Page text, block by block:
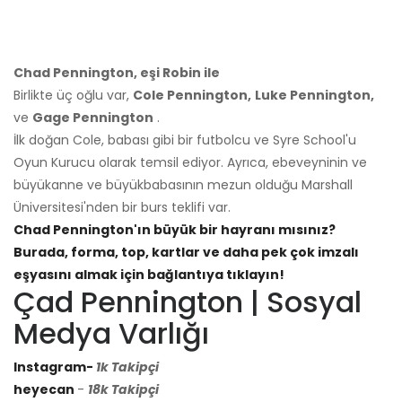
Chad Pennington, eşi Robin ile
Birlikte üç oğlu var, Cole Pennington, Luke Pennington,
ve Gage Pennington .
İlk doğan Cole, babası gibi bir futbolcu ve Syre School'u
Oyun Kurucu olarak temsil ediyor. Ayrıca, ebeveyninin ve
büyükanne ve büyükbabasının mezun olduğu Marshall
Üniversitesi'nden bir burs teklifi var.
Chad Pennington'ın büyük bir hayranı mısınız?
Burada, forma, top, kartlar ve daha pek çok imzalı
eşyasını almak için bağlantıya tıklayın!
Çad Pennington | Sosyal
Medya Varlığı
Instagram- 1k Takipçi
heyecan - 18k Takipçi